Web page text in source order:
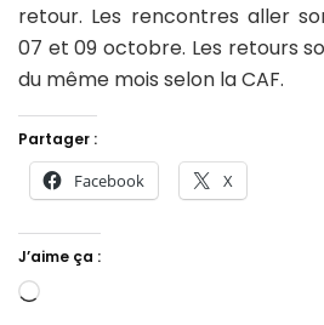
retour. Les rencontres aller
07 et 09 octobre. Les retours
du même mois selon la CAF.
Partager :
Facebook X
J’aime ça :
Chargement…